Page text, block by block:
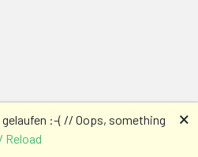
:-( // Oops, something
Reload
🗙